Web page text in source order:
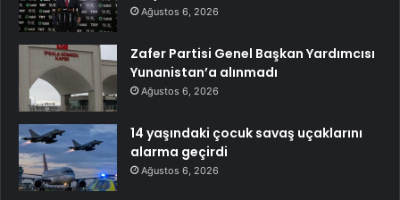
Ağustos 6, 2026
Zafer Partisi Genel Başkan Yardımcısı
Yunanistan’a alınmadı
Ağustos 6, 2026
14 yaşındaki çocuk savaş uçaklarını
alarma geçirdi
Ağustos 6, 2026